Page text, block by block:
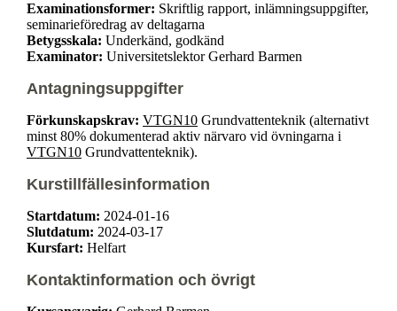
Examinationsformer: Skriftlig rapport, inlämningsuppgifter,
seminarieföredrag av deltagarna
Betygsskala: Underkänd, godkänd
Examinator: Universitetslektor Gerhard Barmen
Antagningsuppgifter
Förkunskapskrav: VTGN10 Grundvattenteknik (alternativt
minst 80% dokumenterad aktiv närvaro vid övningarna i
VTGN10 Grundvattenteknik).
Kurstillfällesinformation
Startdatum: 2024-01-16
Slutdatum: 2024-03-17
Kursfart: Helfart
Kontaktinformation och övrigt